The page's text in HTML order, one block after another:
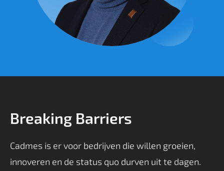
Breaking Barriers
Cadmes is er voor bedrijven die willen groeien,
innoveren en de status quo durven uit te dagen.